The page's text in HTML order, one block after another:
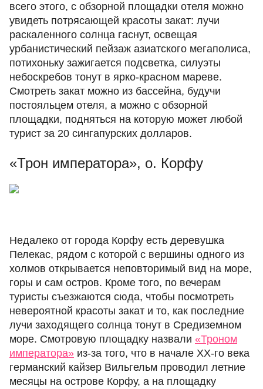
всего этого, с обзорной площадки отеля можно
увидеть потрясающей красоты закат: лучи
раскаленного солнца гаснут, освещая
урбанистический пейзаж азиатского мегаполиса,
потихоньку зажигается подсветка, силуэты
небоскребов тонут в ярко-красном мареве.
Смотреть закат можно из бассейна, будучи
постояльцем отеля, а можно с обзорной
площадки, подняться на которую может любой
турист за 20 сингапурских долларов.
«Трон императора», о. Корфу
Недалеко от города Корфу есть деревушка
Пелекас, рядом с которой с вершины одного из
холмов открывается неповторимый вид на море,
горы и сам остров. Кроме того, по вечерам
туристы съезжаются сюда, чтобы посмотреть
невероятной красоты закат и то, как последние
лучи заходящего солнца тонут в Средиземном
море. Смотровую площадку назвали «Троном
императора» из-за того, что в начале XX-го века
германский кайзер Вильгельм проводил летние
месяцы на острове Корфу, а на площадку